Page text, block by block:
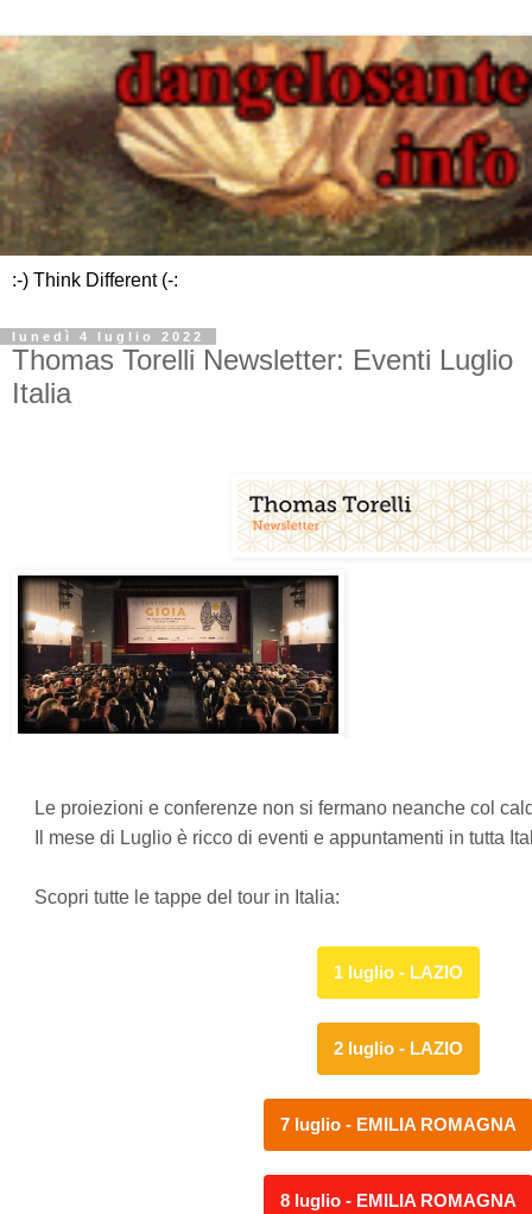
:-) Think Different (-:
lunedì 4 luglio 2022
Thomas Torelli Newsletter: Eventi Luglio
Italia
Le proiezioni e conferenze non si fermano neanche col
Il mese di Luglio è ricco di eventi e appuntamenti in tutta
Scopri tutte le tappe del tour in Italia:
1 luglio - LAZIO
2 luglio - LAZIO
7 luglio - EMILIA ROMAGNA
8 luglio - EMILIA ROMAGNA